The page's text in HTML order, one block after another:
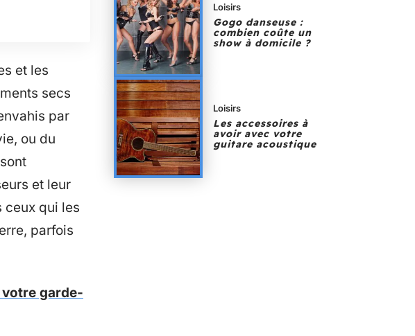
et les
secs
par
ou du
et leur
ceux qui les
parfois
garde-
Loisirs
Gogo danseuse :
combien coûte un
show à domicile ?
Loisirs
Les accessoires à
avoir avec votre
guitare acoustique